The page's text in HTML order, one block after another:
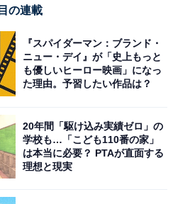
なる
すると、自由に職場探しや
収入源がなくなってしまいま
ら遠い勤務地を希望する場
費や宿泊費が必要になること
をしておくことはもちろん
の連載
『スパイダーマン：ブランド・
ニュー・デイ』が「史上もっと
も優しいヒーロー映画」になっ
た理由。予習したい作品は？
20年間「駆け込み実績ゼロ」の
学校も…「こども110番の家」
は本当に必要？ PTAが直面する
理想と現実